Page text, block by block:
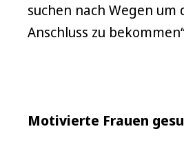
suchen nach Wegen
Anschluss zu
Motivierte Frauen